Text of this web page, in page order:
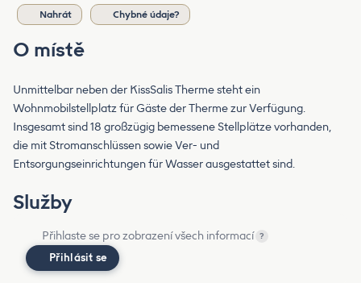
Nahrát Chybné údaje?
O místě
Unmittelbar neben der KissSalis Therme steht ein
Wohnmobilstellplatz für Gäste der Therme zur Verfügung.
Insgesamt sind 18 großzügig bemessene Stellplätze vorhanden,
die mit Stromanschlüssen sowie Ver- und
Entsorgungseinrichtungen für Wasser ausgestattet sind.
Služby
Přihlaste se pro zobrazení všech informací ?
Přihlásit se